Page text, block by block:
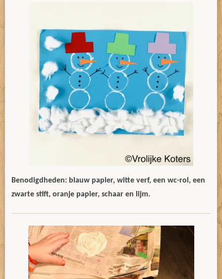
Benodigdheden: blauw papier, witte verf, een wc-rol, een
zwarte stift, oranje papier, schaar en lijm.